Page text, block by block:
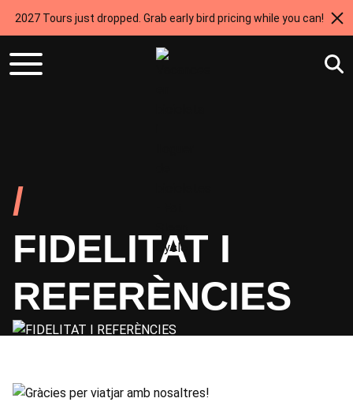
2027 Tours just dropped. Grab early bird pricing while you can!
/
FIDELITAT I
REFERÈNCIES